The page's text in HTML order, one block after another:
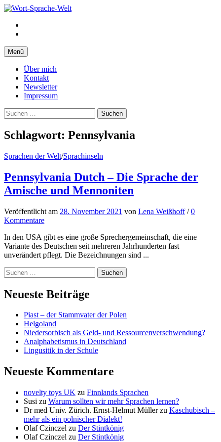
Springe
Inhalt
Menü
Über mich
Kontakt
Newsletter
Impressum
Suchen
nach:
Schlagwort: Pennsylvania
Sprachen der Welt/Sprachinseln
Pennsylvania Dutch – Die Sprache der
Amische und Mennoniten
Veröffentlicht am 28. November 2021 von Lena Weißhoff /0
Kommentare
In den USA gibt es eine große Sprechergemeinschaft, die eine
Variante des Deutschen seit mehreren Jahrhunderten fast
unverändert pflegt. Die Bezeichnungen sind ...
Suchen
nach:
Neueste Beiträge
Piast – der Stammvater der Polen
Helgoland
Niedersorbisch als Geld- und Ressourcenverschwendung?
Analphabetismus in Deutschland
Lingusitik in der Schule
Neueste Kommentare
novelty toys UK zu Finnlands Sprachen
Susi zu Warum sollten wir mehr Sprachen lernen?
Dr med Univ. Zürich. Ernst-Helmut Müllerzu Kaschubisch –
mehr als ein polnischer Dialekt!
Olaf Czinczel zu Der Stintkönig
Olaf Czinczel zu Der Stintkönig